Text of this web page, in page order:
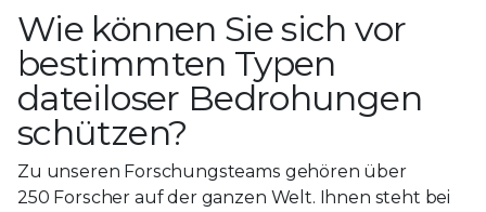
Wie können Sie sich vor
bestimmten Typen
dateiloser Bedrohungen
schützen?
Zu unseren Forschungsteams gehören über
250 Forscher auf der ganzen Welt. Ihnen steht bei